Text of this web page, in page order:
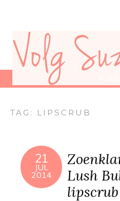
TAG: LIPSCRUB
21
JUL
2014
Lush
lipscrub